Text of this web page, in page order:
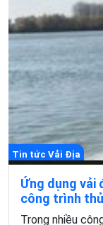
Tin tức Vải Địa
Ứng dụng
công trình
Trong nhiều